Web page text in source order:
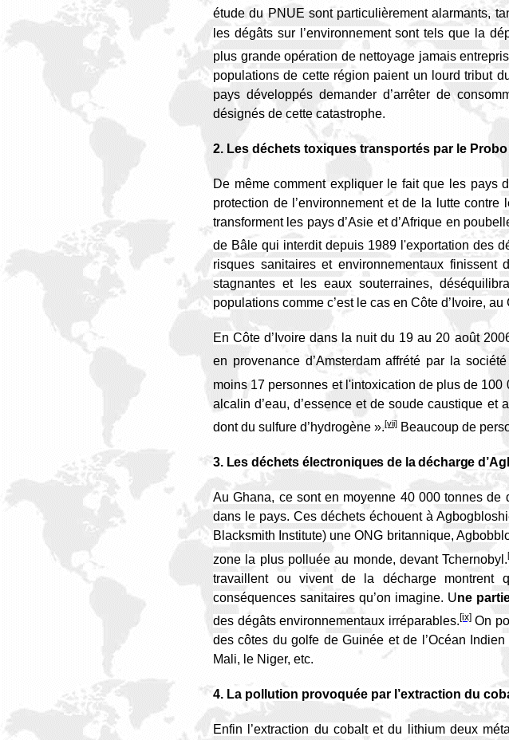
étude du PNUE sont particulièrement alarmants,
les dégâts sur l’environnement sont tels que la
plus grande opération de nettoyage jamais
populations de cette région paient un lourd tribut
pays développés demander d’arrêter de
désignés de cette catastrophe.
2. Les déchets toxiques transportés par le
De même comment expliquer le fait que les pays
protection de l’environnement et de la lutte
transforment les pays d’Asie et d’Afrique en
de Bâle qui interdit depuis 1989 l'exportation des
risques sanitaires et environnementaux
stagnantes et les eaux souterraines,
populations comme c’est le cas en Côte d’Ivoire,
En Côte d’Ivoire dans la nuit du 19 au 20 août
en provenance d’Amsterdam affrété par la
moins 17 personnes et l'intoxication de plus de 100
alcalin d’eau, d’essence et de soude caustique
dont du sulfure d’hydrogène ».[vii] Beaucoup de
3. Les déchets électroniques de la décharge
Au Ghana, ce sont en moyenne 40 000 tonnes
dans le pays. Ces déchets échouent à
Blacksmith Institute) une ONG britannique,
zone la plus polluée au monde, devant Tchernobyl.
travaillent ou vivent de la décharge montrent
conséquences sanitaires qu’on imagine. Une
des dégâts environnementaux irréparables.[ix]On
des côtes du golfe de Guinée et de l’Océan
Mali, le Niger, etc.
4. La pollution provoquée par l’extraction du
Enfin l’extraction du cobalt et du lithium deux